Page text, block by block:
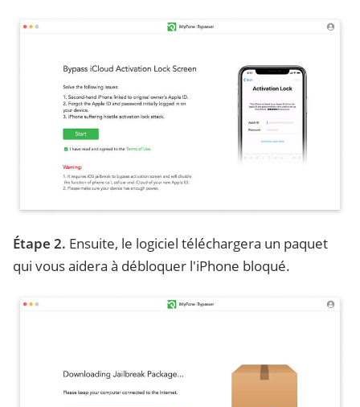
Étape 2. Ensuite, le logiciel téléchargera un paquet
qui vous aidera à débloquer l'iPhone bloqué.